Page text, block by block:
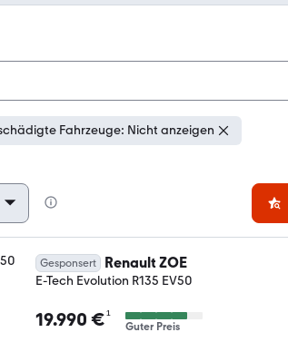
Fahrzeuge: Nicht anzeigen
Gesponsert Renault ZOE
E-Tech Evolution R135 EV50
19.990 €¹
Guter Preis